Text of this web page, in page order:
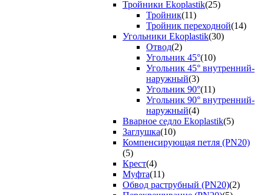
Тройники Ekoplastik(25)
Тройник(11)
Тройник переходной(14)
Угольники Ekoplastik(30)
Отвод(2)
Угольник 45°(10)
Угольник 45° внутренний-
наружный(3)
Угольник 90°(11)
Угольник 90° внутренний-
наружный(4)
Вварное седло Ekoplastik(5)
Заглушка(10)
Компенсирующая петля (PN20)
(5)
Крест(4)
Муфта(11)
Обвод раструбный (PN20)(2)